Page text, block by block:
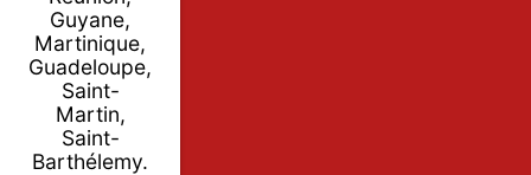
Guyane,
Martinique,
Guadeloupe,
Saint-
Martin,
Saint-
Barthélemy.